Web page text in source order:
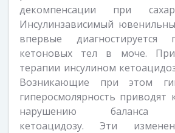
декомпенсации при
Инсулинзависимый
впервые
кетоновых тел в моче. При
терапии инсулином
Возникающие при этом
гиперосмолярность приводят
нарушению баланса
кетоацидозу. Эти